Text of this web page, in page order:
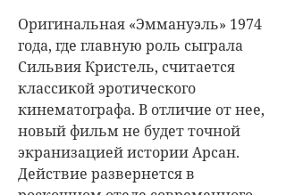
Оригинальная «Эммануэль» 1974
года, где главную роль сыграла
Сильвия Кристель, считается
классикой эротического
кинематографа. В отличие от нее,
новый фильмне будет точной
экранизацией истории Арсан.
Действие развернется в